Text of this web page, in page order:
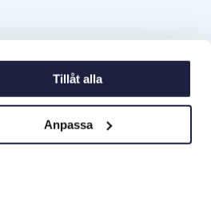
Tillåt alla
Anpassa